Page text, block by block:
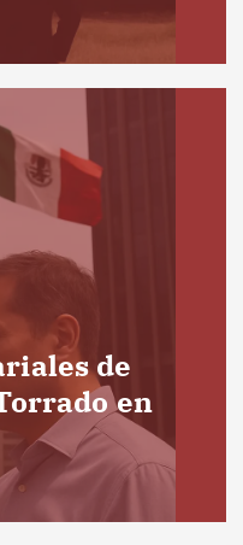
de
en